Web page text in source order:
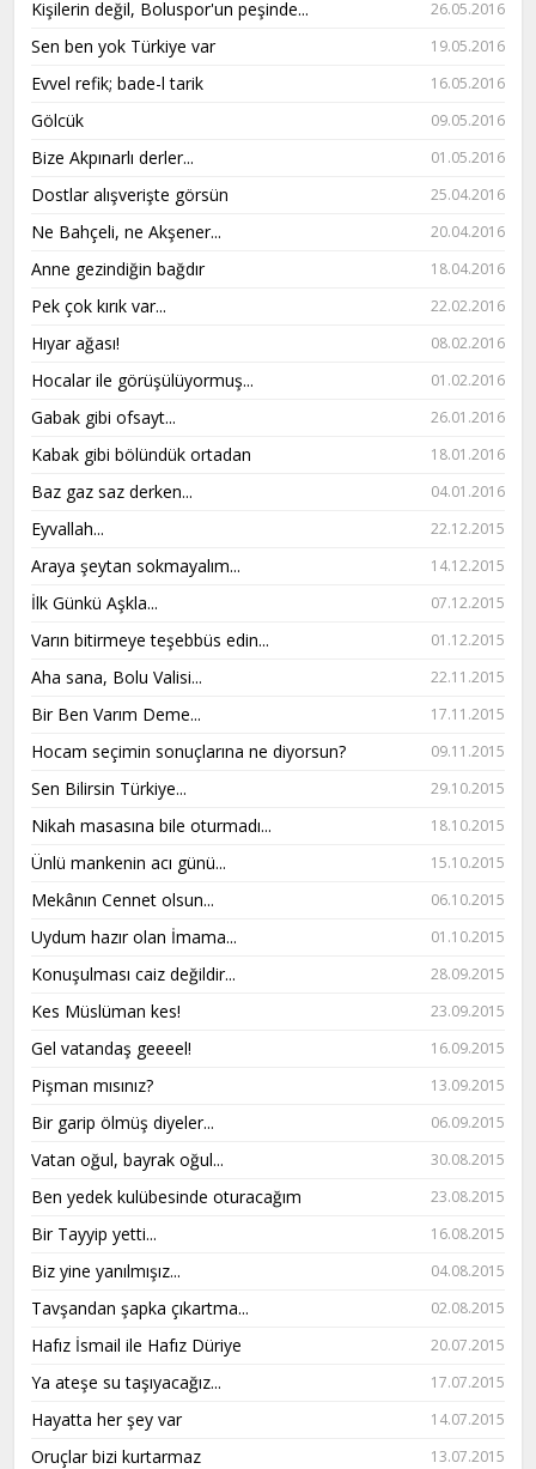
Kişilerin değil, Boluspor'un peşinde... 26.05.2016
Sen ben yok Türkiye var 19.05.2016
Evvel refik; bade-l tarik 16.05.2016
Gölcük 09.05.2016
Bize Akpınarlı derler... 01.05.2016
Dostlar alışverişte görsün 25.04.2016
Ne Bahçeli, ne Akşener... 20.04.2016
Anne gezindiğin bağdır 18.04.2016
Pek çok kırık var... 22.02.2016
Hıyar ağası! 08.02.2016
Hocalar ile görüşülüyormuş... 01.02.2016
Gabak gibi ofsayt... 26.01.2016
Kabak gibi bölündük ortadan 18.01.2016
Baz gaz saz derken... 04.01.2016
Eyvallah... 22.12.2015
Araya şeytan sokmayalım... 14.12.2015
İlk Günkü Aşkla... 07.12.2015
Varın bitirmeye teşebbüs edin... 01.12.2015
Aha sana, Bolu Valisi... 22.11.2015
Bir Ben Varım Deme... 17.11.2015
Hocam seçimin sonuçlarına ne diyorsun? 09.11.2015
Sen Bilirsin Türkiye... 29.10.2015
Nikah masasına bile oturmadı... 18.10.2015
Ünlü mankenin acı günü... 15.10.2015
Mekânın Cennet olsun... 06.10.2015
Uydum hazır olan İmama... 01.10.2015
Konuşulması caiz değildir... 28.09.2015
Kes Müslüman kes! 23.09.2015
Gel vatandaş geeeel! 16.09.2015
Pişman mısınız? 13.09.2015
Bir garip ölmüş diyeler... 06.09.2015
Vatan oğul, bayrak oğul... 30.08.2015
Ben yedek kulübesinde oturacağım 23.08.2015
Bir Tayyip yetti... 16.08.2015
Biz yine yanılmışız... 04.08.2015
Tavşandan şapka çıkartma... 02.08.2015
Hafız İsmail ile Hafız Düriye 20.07.2015
Ya ateşe su taşıyacağız... 17.07.2015
Hayatta her şey var 14.07.2015
Oruçlar bizi kurtarmaz 13.07.2015